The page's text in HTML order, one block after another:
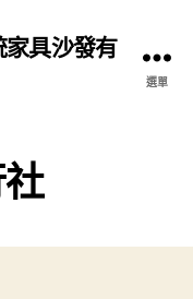
具沙發有
選單